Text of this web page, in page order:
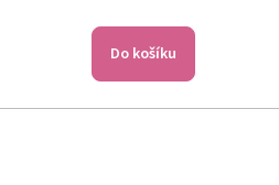
Do košíku